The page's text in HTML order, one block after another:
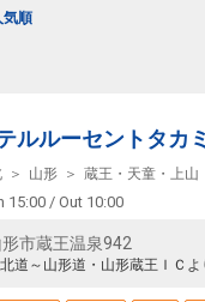
気順
ルルーセントタカ
山形 蔵王・天童・上山
15:00 / Out 10:00
形市蔵王温泉942
道～山形道・山形蔵王ＩＣよ